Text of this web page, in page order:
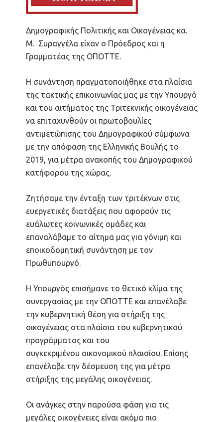
Δημογραφικής Πολιτικής και Οικογένειας κα.
Μ. Συραγγέλα είχαν ο Πρόεδρος και η
Γραμματέας της ΟΠΟΤΤΕ.
Η συνάντηση πραγματοποιήθηκε στα πλαίσια
της τακτικής επικοινωνίας μας με την Υπουργό
και του αιτήματος της Τριτεκνικής οικογένειας
να επιταχυνθούν οι πρωτοβουλίες
αντιμετώπισης του Δημογραφικού σύμφωνα
με την απόφαση της Ελληνικής Βουλής το
2019, για μέτρα ανακοπής του Δημογραφικού
κατήφορου της χώρας.
Ζητήσαμε την ένταξη των τριτέκνων στις
ευεργετικές διατάξεις που αφορούν τις
ευάλωτες κοινωνικές ομάδες και
επαναλάβαμε το αίτημα μας για γόνιμη και
εποικοδομητική συνάντηση με τον
Πρωθυπουργό.
Η Υπουργός επισήμανε το θετικό κλίμα της
συνεργασίας με την ΟΠΟΤΤΕ και επανέλαβε
την κυβερνητική θέση για στήριξη της
οικογένειας στα πλαίσια του κυβερνητικού
προγράμματος και του
συγκεκριμένου οικονομικού πλαισίου. Επίσης
επανέλαβε την δέσμευση της για μέτρα
στήριξης της μεγάλης οικογένειας.
Οι ανάγκες στην παρούσα φάση για τις
μεγάλες οικογένειες είναι ακόμα πιο